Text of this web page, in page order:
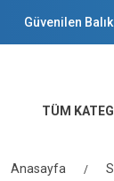
Güvenilen
TÜM
Anasayfa